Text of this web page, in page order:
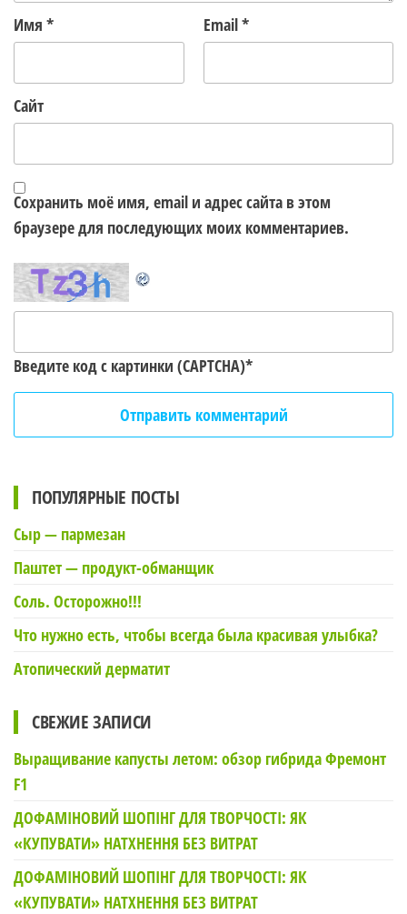
Имя * Email*
Сайт
Сохранить моё имя, email и адрес сайта в этом
браузере для последующих моих комментариев.
Введите код с картинки (CAPTCHA)*
ПОПУЛЯРНЫЕ ПОСТЫ
Сыр — пармезан
Паштет — продукт-обманщик
Соль. Осторожно!!!
Что нужно есть, чтобы всегда была красивая улыбка?
Атопический дерматит
СВЕЖИЕ ЗАПИСИ
Выращивание капусты летом: обзор гибрида Фремонт
F1
ДОФАМІНОВИЙ ШОПІНГ ДЛЯ ТВОРЧОСТІ: ЯК
«КУПУВАТИ» НАТХНЕННЯ БЕЗ ВИТРАТ
ДОФАМІНОВИЙ ШОПІНГ ДЛЯ ТВОРЧОСТІ: ЯК
«КУПУВАТИ» НАТХНЕННЯ БЕЗ ВИТРАТ